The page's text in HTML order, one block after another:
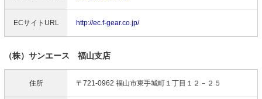
ECサイトURL http://ec.f-gear.co.jp/
（株）サンエース 福山支店
住所 〒721-0962 福山市東手城町１丁目１２－２５